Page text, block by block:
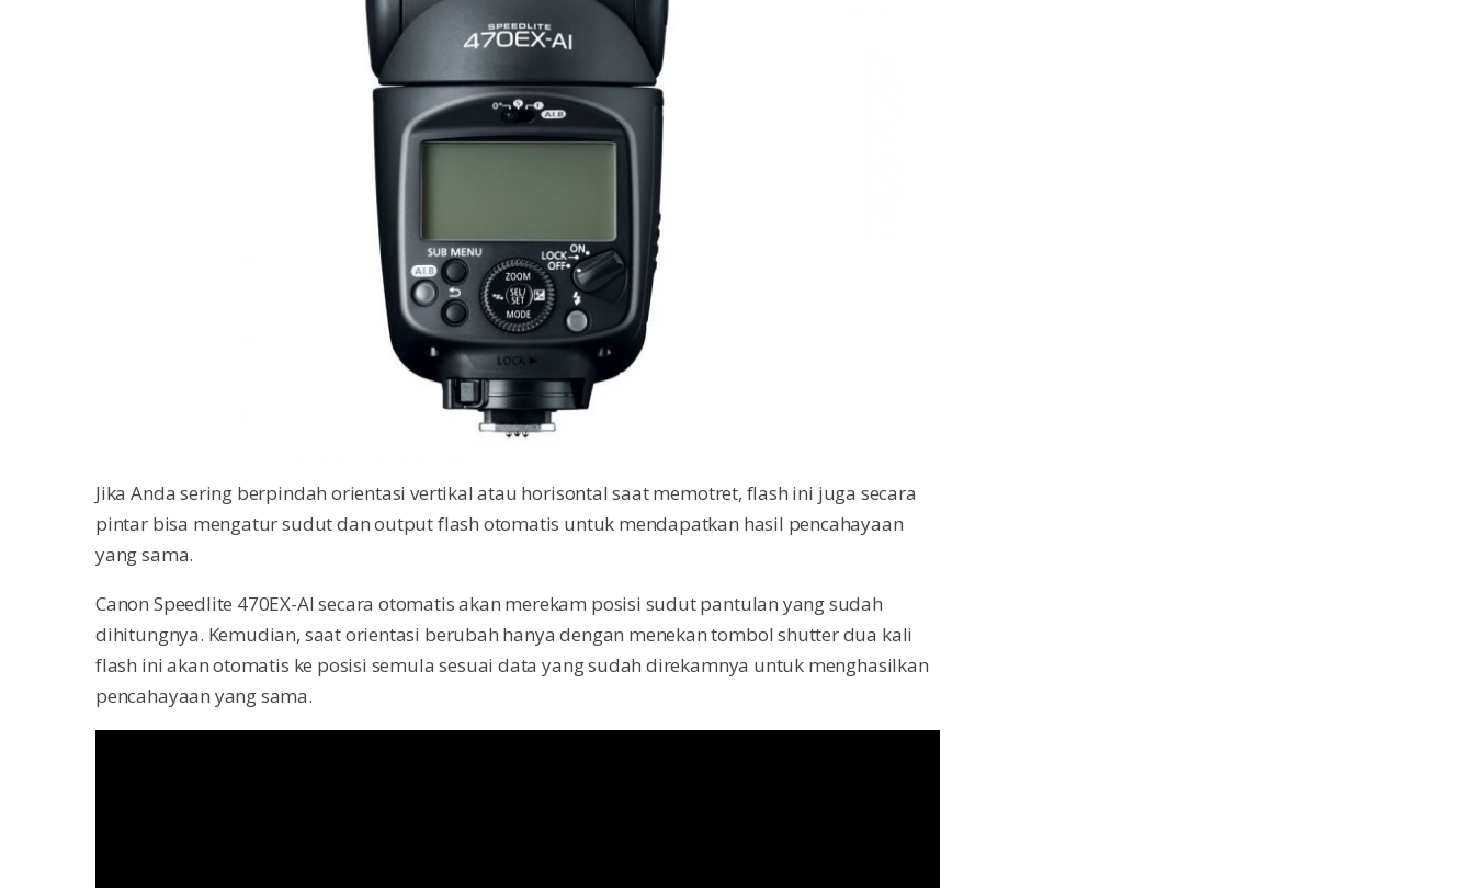
Jika Anda sering berpindah orientasi vertikal atau horisontal saat memotret, flash ini juga secara
pintar bisa mengatur sudut dan output flash otomatis untuk mendapatkan hasil pencahayaan
yang sama.
Canon Speedlite 470EX-AI secara otomatis akan merekam posisi sudut pantulan yang sudah
dihitungnya. Kemudian, saat orientasi berubah hanya dengan menekan tombol shutter dua kali
flash ini akan otomatis ke posisi semula sesuai data yang sudah direkamnya untuk menghasilkan
pencahayaan yang sama.